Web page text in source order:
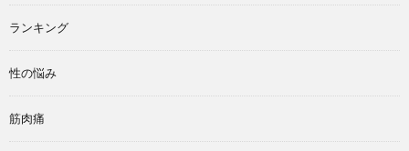
ランキング
性の悩み
筋肉痛